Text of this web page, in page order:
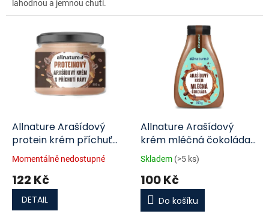
lahodnou a jemnou chutí.
Allnature Arašídový
protein krém příchuť
káva 220g
Momentálně nedostupné
122 Kč
DETAIL
Allnature Arašídový
krém mléčná čokoláda
260g
Skladem (>5 ks)
100 Kč
Do košíku